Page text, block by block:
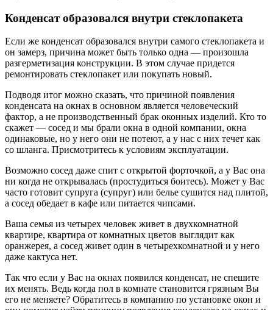
Конденсат образовался внутри стеклопакета
Если же конденсат образовался внутри самого стеклопакета и
он замерз, причина может быть только одна — произошла
разгерметизация конструкции. В этом случае придется
ремонтировать стеклопакет или покупать новый.
Подводя итог можно сказать, что причиной появления
конденсата на окнах в основном является человеческий
фактор, а не производственный брак оконных изделий. Кто то
скажет — сосед и мы брали окна в одной компании, окна
одинаковые, но у него они не потеют, а у нас с них течет как
со шланга. Присмотритесь к условиям эксплуатации.
Возможно сосед даже спит с открытой форточкой, а у Вас она
ни когда не открывалась (простудиться боитесь). Может у Вас
часто готовит супруга (супруг) или белье сушится над плитой,
а сосед обедает в кафе или питается чипсами.
Ваша семья из четырех человек живет в двухкомнатной
квартире, квартира от комнатных цветов выглядит как
оранжерея, а сосед живет один в четырехкомнатной и у него
даже кактуса нет.
Так что если у Вас на окнах появился конденсат, не спешите
их менять. Ведь когда пол в комнате становится грязным Вы
его не меняете? Обратитесь в компанию по установке окон и